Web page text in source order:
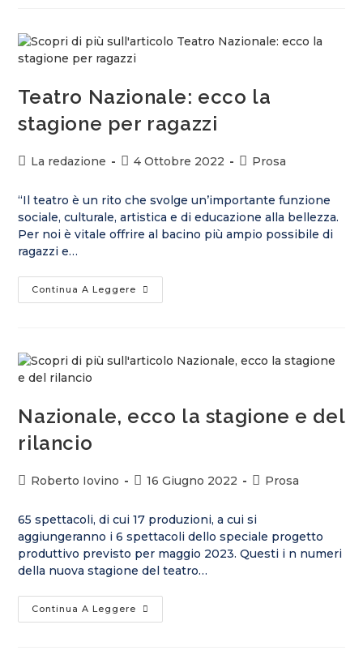
Teatro Nazionale: ecco la
stagione per ragazzi
La redazione 4 Ottobre 2022 Prosa
“Il teatro è un rito che svolge un’importante funzione
sociale, culturale, artistica e di educazione alla bellezza.
Per noi è vitale offrire al bacino più ampio possibile di
ragazzi e…
Continua A Leggere
Nazionale, ecco la stagione e del
rilancio
Roberto Iovino 16 Giugno 2022 Prosa
65 spettacoli, di cui 17 produzioni, a cui si
aggiungeranno i 6 spettacoli dello speciale progetto
produttivo previsto per maggio 2023. Questi i n numeri
della nuova stagione del teatro…
Continua A Leggere